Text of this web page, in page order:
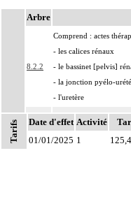
Arbre
8.2.2
Comprend : actes
- les calices rénaux
- le bassinet [pelvis]
- la jonction pyélo-
- l'uretère
8.2.2 Avec ou sans : drainage
8.2.2
Les actes sur les voies
Tarifs Date d'effet Activité
01/01/2025 1